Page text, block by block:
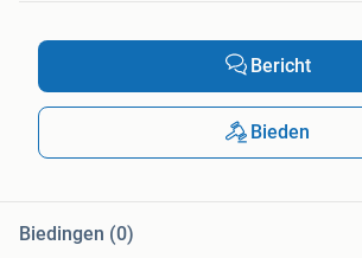
Bericht
Bieden
Biedingen (0)